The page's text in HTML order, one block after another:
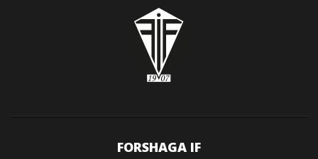
FORSHAGA IF